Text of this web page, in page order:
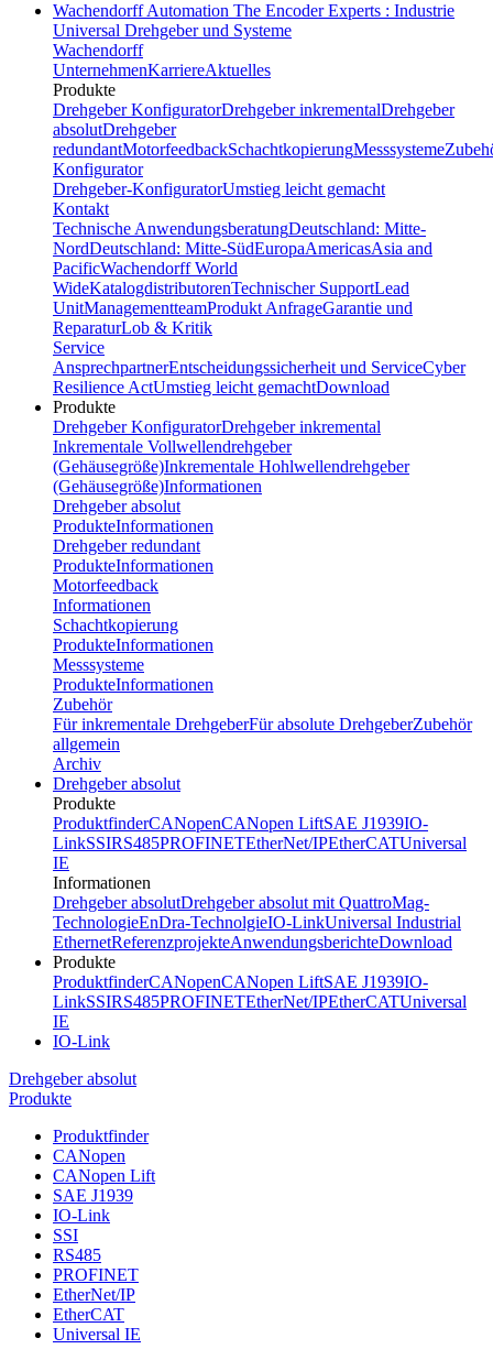
Wachendorff Automation The Encoder Experts : Industrie
Universal Drehgeber und Systeme
Wachendorff
UnternehmenKarriereAktuelles
Produkte
Drehgeber KonfiguratorDrehgeber inkrementalDrehgeber
absolutDrehgeber
redundantMotorfeedbackSchachtkopierungMesssysteme
Konfigurator
Drehgeber-KonfiguratorUmstieg leicht gemacht
Kontakt
Technische AnwendungsberatungDeutschland: Mitte-
NordDeutschland: Mitte-SüdEuropaAmericasAsia and
PacificWachendorff World
WideKatalogdistributorenTechnischer SupportLead
UnitManagementteamProdukt AnfrageGarantie und
ReparaturLob & Kritik
Service
AnsprechpartnerEntscheidungssicherheit und ServiceCyber
Resilience ActUmstieg leicht gemachtDownload
Produkte
Drehgeber KonfiguratorDrehgeber inkremental
Inkrementale Vollwellendrehgeber
(Gehäusegröße)Inkrementale Hohlwellendrehgeber
(Gehäusegröße)Informationen
Drehgeber absolut
ProdukteInformationen
Drehgeber redundant
ProdukteInformationen
Motorfeedback
Informationen
Schachtkopierung
ProdukteInformationen
Messsysteme
ProdukteInformationen
Zubehör
Für inkrementale DrehgeberFür absolute DrehgeberZubehör
allgemein
Archiv
Drehgeber absolut
Produkte
ProduktfinderCANopenCANopen LiftSAE J1939IO-
LinkSSIRS485PROFINETEtherNet/IPEtherCATUniversal
IE
Informationen
Drehgeber absolutDrehgeber absolut mit QuattroMag-
TechnologieEnDra-TechnolgieIO-LinkUniversal Industrial
EthernetReferenzprojekteAnwendungsberichteDownload
Produkte
ProduktfinderCANopenCANopen LiftSAE J1939IO-
LinkSSIRS485PROFINETEtherNet/IPEtherCATUniversal
IE
IO-Link
Drehgeber absolut
Produkte
Produktfinder
CANopen
CANopen Lift
SAE J1939
IO-Link
SSI
RS485
PROFINET
EtherNet/IP
EtherCAT
Universal IE